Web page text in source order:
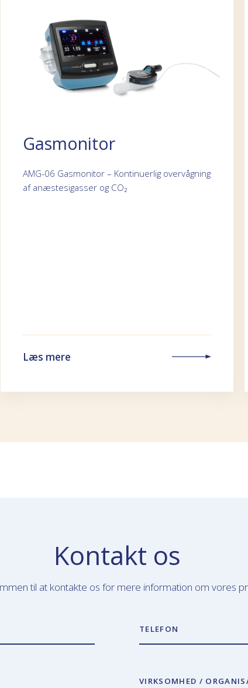
Gasmonitor
AMG-06 Gasmonitor – Kontinuerlig overvågning
af anæstesigasser og CO₂
Læs mere
Kontakt os
til at kontakte os for mere information om vores
TELEFON
VIRKSOMHED /